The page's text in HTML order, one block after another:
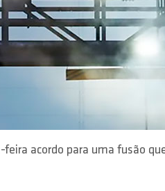
acordo para uma fusão